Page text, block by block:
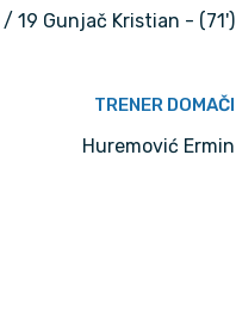
19 Gunjač Kristian - (71')
TRENER DOMAČI
Huremović Ermin